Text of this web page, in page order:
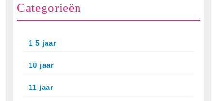
Categorieën
1 5 jaar
10 jaar
11 jaar